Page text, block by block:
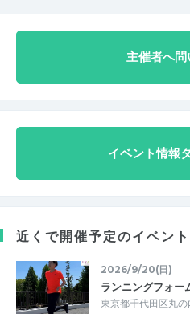
主催者へ
イベント情報
近くで開催予定のイベント
2026/9/20(日)
ランニングフォー
東京都千代田区丸